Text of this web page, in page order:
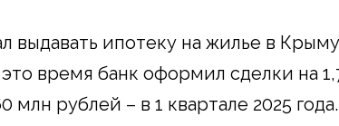
выдавать ипотеку на жилье в
это время банк оформил сделки на
млн рублей – в 1 квартале 2025 года.